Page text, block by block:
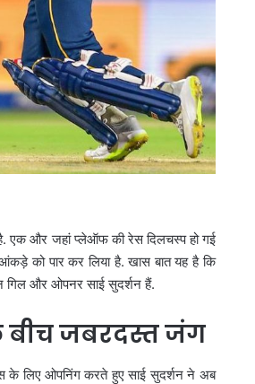
एक और जहां प्लेऑफ की रेस दिलचस्प हो गई
को पार कर लिया है. खास बात यह है कि
गिल और ओपनर साई सुदर्शन हैं.
जबरदस्त जंग
के लिए ओपनिंग करते हुए साई सुदर्शन ने अब